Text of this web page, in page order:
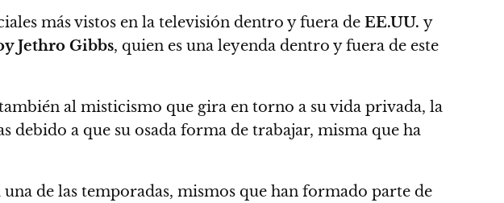
más vistos en la televisión dentro y fuera de EE.UU. y
Jethro Gibbs, quien es una leyenda dentro y fuera de este
al misticismo que gira en torno a su vida privada, la
debido a que su osada forma de trabajar, misma que ha
de las temporadas, mismos que han formado parte de